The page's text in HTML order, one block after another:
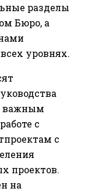
разделы
Бюро, а
уровнях.
важным
с
с
проектов.
на